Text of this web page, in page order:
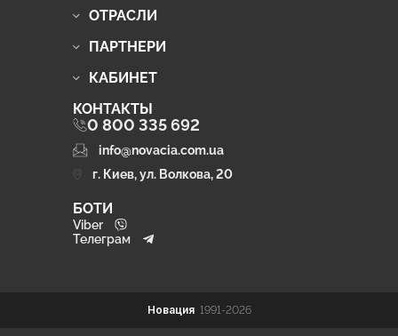
ОТРАСЛИ
ПАРТНЕРИ
КАБИНЕТ
КОНТАКТЫ
0 800 335 692
info@novacia.com.ua
г. Киев, ул. Волкова, 20
БОТИ
Viber
Телеграм
Новация 1991-2026